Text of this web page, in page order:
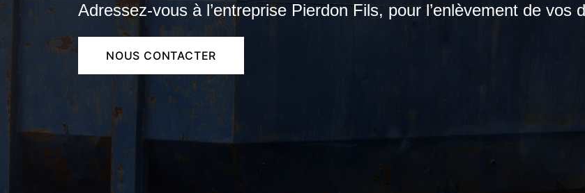
Adressez-vous à l’entreprise Pierdon Fils, pour l’enlèvement de vos
NOUS CONTACTER